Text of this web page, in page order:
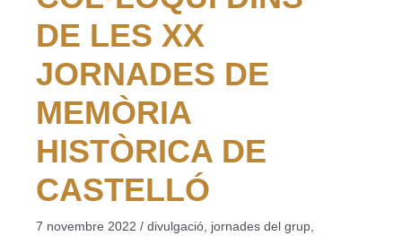
DE LES XX
JORNADES DE
MEMÒRIA
HISTÒRICA DE
CASTELLÓ
7 novembre 2022 / divulgació, jornades del grup,